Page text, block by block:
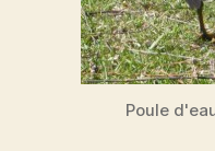
Poule